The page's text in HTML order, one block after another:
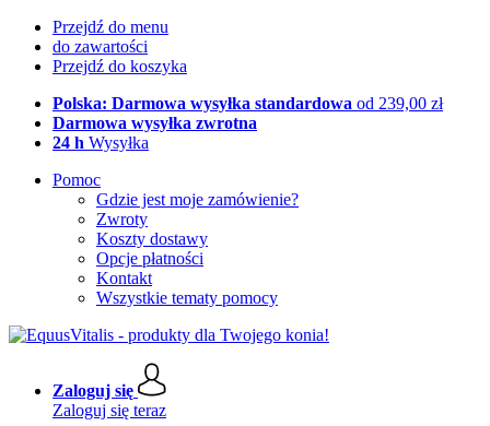
Przejdź do menu
do zawartości
Przejdź do koszyka
Polska: Darmowa wysyłka standardowa od 239,00 zł
Darmowa wysyłka zwrotna
24 h Wysyłka
Pomoc
Gdzie jest moje zamówienie?
Zwroty
Koszty dostawy
Opcje płatności
Kontakt
Wszystkie tematy pomocy
Zaloguj się
Zaloguj się teraz